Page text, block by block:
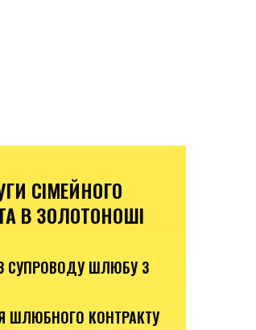
СІМЕЙНОГО
В ЗОЛОТОНОШІ
СУПРОВОДУ ШЛЮБУ З
ШЛЮБНОГО КОНТРАКТУ